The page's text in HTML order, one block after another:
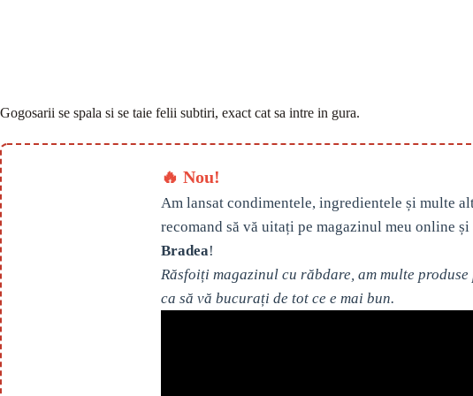
Gogosarii se spala si se taie felii subtiri, exact cat sa intre in gura.
🔥 Nou!
Am lansat condimentele, ingredientele și multe
recomand să vă uitați pe magazinul meu online și
Bradea!
Răsfoiți magazinul cu răbdare, am multe
ca să vă bucurați de tot ce e mai bun.